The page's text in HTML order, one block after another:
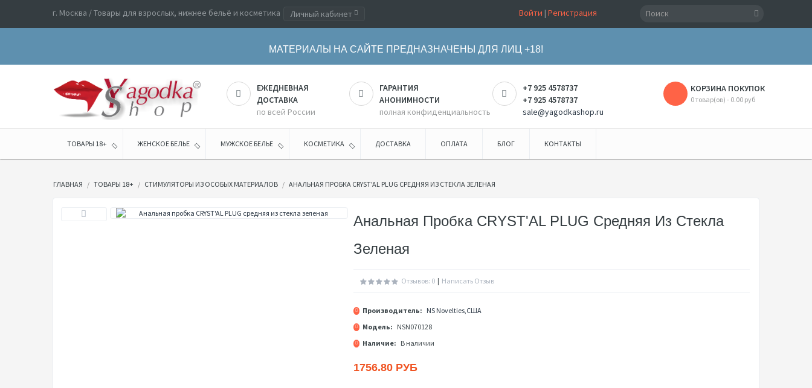
г. Москва / Товары для взрослых, нижнее бельё и косметика Личный кабинет Войти | Регистрация
МАТЕРИАЛЫ НА САЙТЕ ПРЕДНАЗНАЧЕНЫ ДЛЯ ЛИЦ +18!
ЕЖЕДНЕВНАЯ
ДОСТАВКА
по всей России
ГАРАНТИЯ
АНОНИМНОСТИ
полная конфиденциальность
+7 925 4578737
+7 925 4578737
sale@yagodkashop.ru
КОРЗИНА ПОКУПОК
0 товар(ов) - 0.00 руб
ТОВАРЫ 18+ ЖЕНСКОЕ БЕЛЬЕ МУЖСКОЕ БЕЛЬЕ КОСМЕТИКА ДОСТАВКА ОПЛАТА БЛОГ КОНТАКТЫ
ГЛАВНАЯ ТОВАРЫ 18+ СТИМУЛЯТОРЫ ИЗ ОСОБЫХ МАТЕРИАЛОВ АНАЛЬНАЯ ПРОБКА CRYST'AL PLUG СРЕДНЯЯ ИЗ СТЕКЛА ЗЕЛЕНАЯ
Анальная Пробка CRYST'AL PLUG Средняя Из Стекла
Зеленая
Отзывов: 0| Написать Отзыв
Производитель: NS Novelties,США
Модель: NSN070128
Наличие: В наличии
1756.80 РУБ